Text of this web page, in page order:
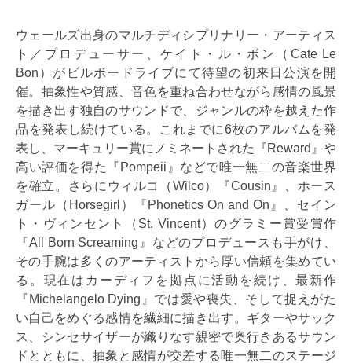
ウェールズ出身のマルチディシプリナリー・アーティス
ト／プロデューサー、ケイト・ル・ボン（Cate Le
Bon）がビルボードライブにて待望の初来日公演を開
催。抽象性や質感、音色を重ね合わせながら感情の風景
を描き出す独自のサウンドで、ジャンルの枠を越えた作
品を発表し続けている。これまでに6枚のアルバムを発
表し、マーキュリー賞にノミネートされた『Reward』や
高い評価を得た『Pompeii』などで唯一無二の音楽世界
を確立。さらにウィルコ（Wilco）『Cousin』、ホース
ガール（Horsegirl）『Phonetics On and On』、セイン
ト・ヴィンセント（St. Vincent）のグラミー賞受賞作
『All Born Screaming』などのプロデュースも手がけ、
その手腕は多くのアーティストから厚い信頼を集めてい
る。現在はカーディフを拠点に活動を続け、最新作
『Michelangelo Dying』では愛や喪失、そして捉えがた
い自己をめぐる感情を繊細に描き出す。ギターやサック
ス、シンセサイザーが織りなす親密で奥行きあるサウン
ドとともに、抽象と感情が交差する唯一無二のステージ